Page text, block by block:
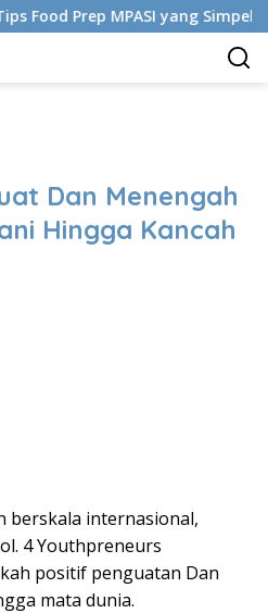
Prep MPASI yang Simpel-Bebas
Dan Menengah
Hingga Kancah
berskala internasional,
4 Youthpreneurs
positif penguatan Dan
mata dunia.